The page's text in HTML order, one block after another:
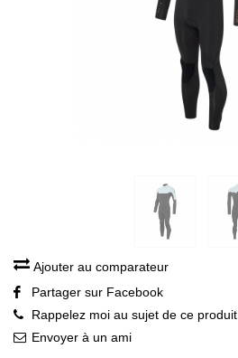
Ajouter au comparateur
Partager sur Facebook
Rappelez moi au sujet de ce produit.
Envoyer à un ami